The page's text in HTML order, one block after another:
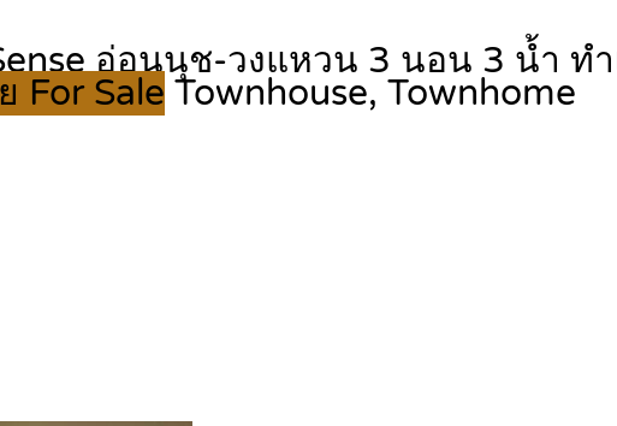
อ่อนนุช-วงแหวน 3 นอน 3 น้ำ ท
For Sale Townhouse, Townhome